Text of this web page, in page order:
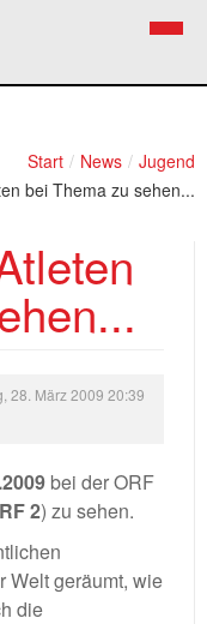
Start / News / Jugend
bei Thema zu sehen...
28. März 2009 20:39
bei der ORF
2) zu sehen.
Welt geräumt, wie
die